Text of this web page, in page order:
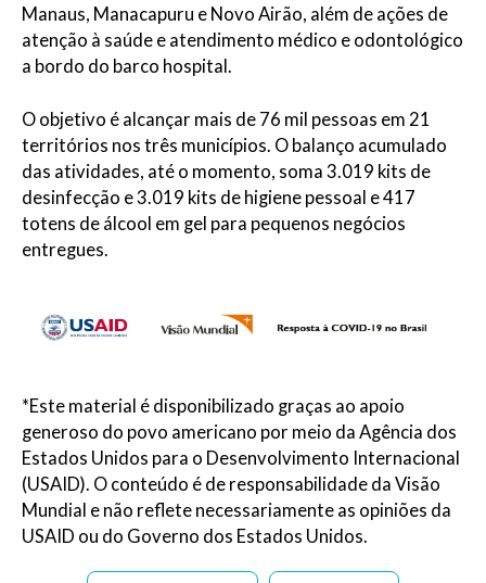
Manaus, Manacapuru e Novo Airão, além de ações de
atenção à saúde e atendimento médico e odontológico
a bordo do barco hospital.
O objetivo é alcançar mais de 76 mil pessoas em 21
territórios nos três municípios. O balanço acumulado
das atividades, até o momento, soma 3.019 kits de
desinfecção e 3.019 kits de higiene pessoal e 417
totens de álcool em gel para pequenos negócios
entregues.
*Este material é disponibilizado graças ao apoio
generoso do povo americano por meio da Agência dos
Estados Unidos para o Desenvolvimento Internacional
(USAID). O conteúdo é de responsabilidade da Visão
Mundial e não reflete necessariamente as opiniões da
USAID ou do Governo dos Estados Unidos.